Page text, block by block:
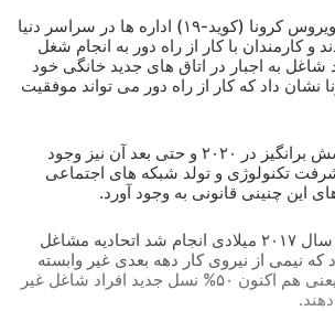
با شیوع و همه گیری ویروس کرونا (کوید-۱۹) اداره ها در سراسر دنیا
و کارمندان با کار از راه دور به انجام شغل
شاغل به اجبار در اتاق های جدید خانگی خود
نشان داد که کار از راه دور می تواند موفقیت
شغل های خانگی پرسش برانگیز در ۲۰۲۰ و حتی بعد آن نیز وجود
تکنولوژی و تولد شبکه های اجتماعی
این چنینی قانونی به وجود آورد.
طی مطالعه­ای که در سال ۲۰۱۷ میلادی انجام شد اتحادیه مشاغل
که نیمی از نیروی کار دهه بعدی غیر وابسته
خواهند بود و این امر یعنی هم اکنون ۵۰% نسل جدید افراد شاغل غیر